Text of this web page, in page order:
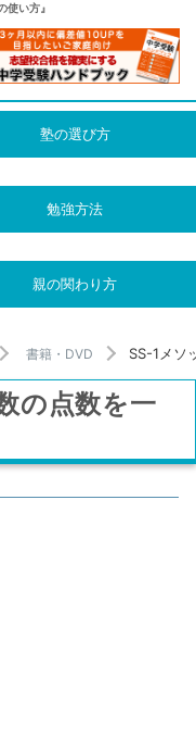
使い方』
塾の選び方
勉強方法
親の関わり方
書籍・DVD SS-1メソ
の点数を一